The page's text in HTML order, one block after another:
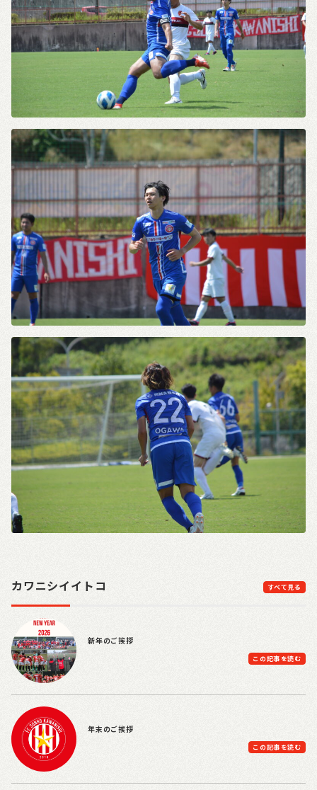
カワニシイイトコ すべて見る
新年のご挨拶
この記事を読む
年末のご挨拶
この記事を読む